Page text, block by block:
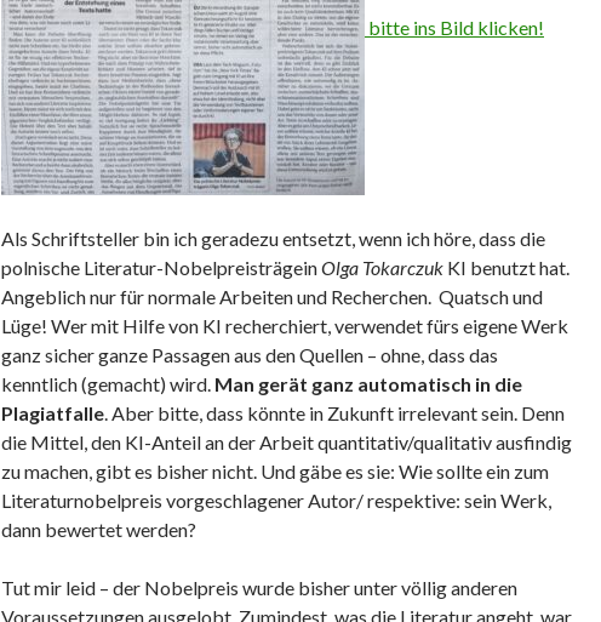
bitte ins Bild klicken!
Als Schriftsteller bin ich geradezu entsetzt, wenn ich höre, dass die
polnische Literatur-NobelpreisträgeinOlga Tokarczuk KI benutzt hat.
Angeblich nur für normale Arbeiten und Recherchen. Quatsch und
Lüge! Wer mit Hilfe von KI recherchiert, verwendet fürs eigene Werk
ganz sicher ganze Passagen aus den Quellen – ohne, dass das
kenntlich (gemacht) wird. Man gerät ganz automatisch in die
Plagiatfalle. Aber bitte, dass könnte in Zukunft irrelevant sein. Denn
die Mittel, den KI-Anteil an der Arbeit quantitativ/qualitativ ausfindig
zu machen, gibt es bisher nicht. Und gäbe es sie: Wie sollte ein zum
Literaturnobelpreis vorgeschlagener Autor/ respektive: sein Werk,
dann bewertet werden?
Tut mir leid – der Nobelpreis wurde bisher unter völlig anderen
Voraussetzungen ausgelobt. Zumindest, was die Literatur angeht, war